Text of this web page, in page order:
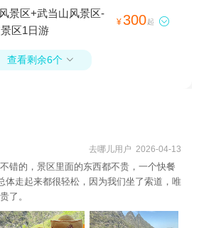
景区+武当山风景区-
区1日游
¥300起 
查看剩余6个 
去哪儿用户 2026-04-13
错的，景区里面的东西都不贵，一个快餐
体走起来都很轻松，因为我们坐了索道，唯
了。